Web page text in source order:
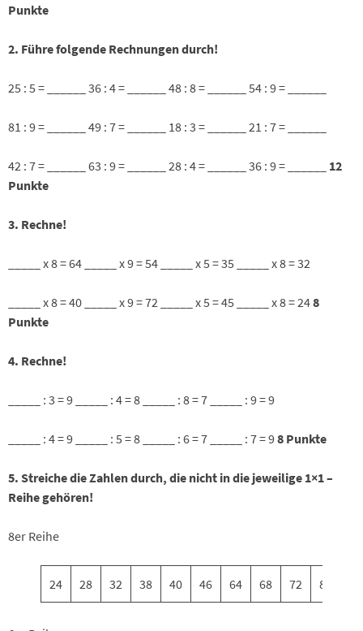
Punkte
2. Führe folgende Rechnungen durch!
25 : 5 = ______ 36 : 4 = ______ 48 : 8 = ______ 54 : 9 = ______
81 : 9 = ______ 49 : 7 = ______ 18 : 3 = ______ 21 : 7 = ______
42 : 7 = ______ 63 : 9 = ______ 28 : 4 = ______ 36 : 9 = ______ 12
Punkte
3. Rechne!
_____ x 8 = 64 _____ x 9 = 54 _____ x 5 = 35 _____ x 8 = 32
_____ x 8 = 40 _____ x 9 = 72 _____ x 5 = 45 _____ x 8 = 248
Punkte
4. Rechne!
_____ : 3 = 9 _____ : 4 = 8 _____ : 8 = 7 _____ : 9 = 9
_____ : 4 = 9 _____ : 5 = 8 _____ : 6 = 7 _____ : 7 = 98 Punkte
5. Streiche die Zahlen durch, die nicht in die jeweilige 1×1 –
Reihe gehören!
8er Reihe
24 28 32 38 40 46 64 68 72 80